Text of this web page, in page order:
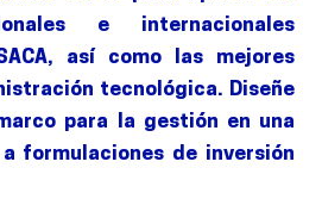
e internacionales
así como las mejores
tecnológica. Diseñe
para la gestión en una
formulaciones de inversión